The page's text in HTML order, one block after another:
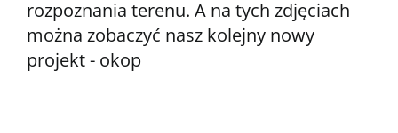
rozpoznania terenu. A na tych zdjęciach
można zobaczyć nasz kolejny nowy
projekt - okop